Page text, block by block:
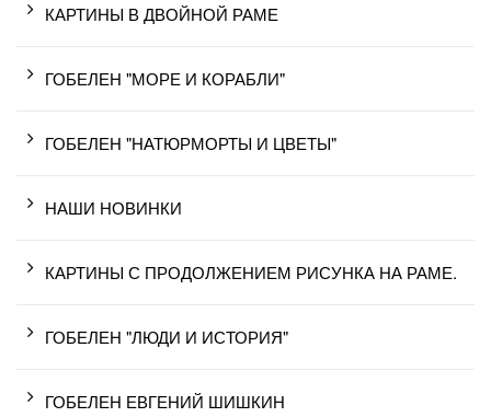
КАРТИНЫ В ДВОЙНОЙ РАМЕ
ГОБЕЛЕН "МОРЕ И КОРАБЛИ"
ГОБЕЛЕН "НАТЮРМОРТЫ И ЦВЕТЫ"
НАШИ НОВИНКИ
КАРТИНЫ С ПРОДОЛЖЕНИЕМ РИСУНКА НА РАМЕ.
ГОБЕЛЕН "ЛЮДИ И ИСТОРИЯ"
ГОБЕЛЕН ЕВГЕНИЙ ШИШКИН